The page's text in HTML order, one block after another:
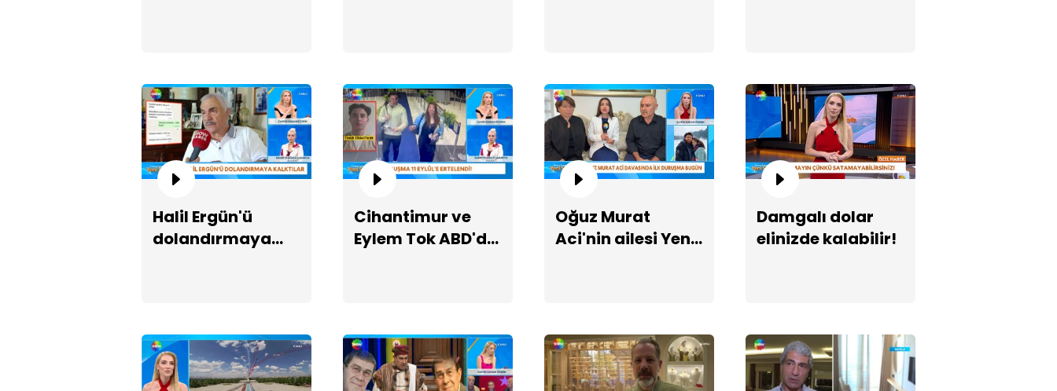
Şenol İpek'e "3 kuruşluk" itibar
davası!
Halil Ergün'ü
dolandırmaya
Cihantimur ve
Eylem Tok ABD'de
Oğuz Murat
Aci'nin ailesi Yeni
Damgalı dolar
elinizde kalabilir!